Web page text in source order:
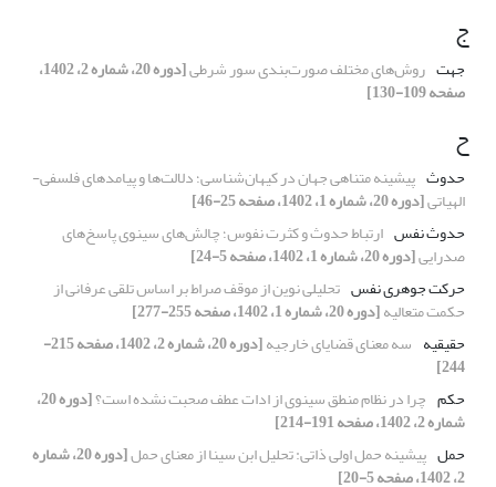
ج
جهت روش‌های مختلف صورت‌بندی سور شرطی [دوره 20، شماره 2، 1402،
صفحه 109-130]
ح
حدوث پیشینه متناهی جهان در کیهان‌شناسی؛ دلالت‌ها و پیامدهای فلسفی-
الهیاتی[دوره 20، شماره 1، 1402، صفحه 25-46]
حدوث نفس ارتباط حدوث و کثرت نفوس؛ چالش‌های سینوی پاسخ‌های
صدرایی[دوره 20، شماره 1، 1402، صفحه 5-24]
حرکت جوهری نفس تحلیلی نوین از موقف صراط بر اساس تلقی عرفانی از
حکمت متعالیه[دوره 20، شماره 1، 1402، صفحه 255-277]
حقیقیه سه معنای قضایای خارجیه [دوره 20، شماره 2، 1402، صفحه 215-
244]
حکم چرا در نظام منطق سینوی از ادات عطف صحبت نشده است؟ [دوره 20،
شماره 2، 1402، صفحه 191-214]
حمل پیشینه حمل اولی ذاتی: تحلیل ابن سینا از معنای حمل [دوره 20، شماره
2، 1402، صفحه 5-20]